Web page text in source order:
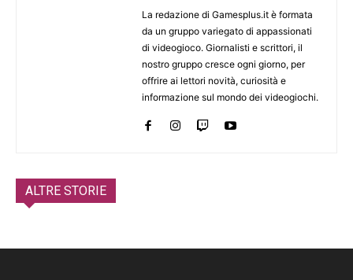
La redazione di Gamesplus.it è formata
da un gruppo variegato di appassionati
di videogioco. Giornalisti e scrittori, il
nostro gruppo cresce ogni giorno, per
offrire ai lettori novità, curiosità e
informazione sul mondo dei videogiochi.
ALTRE STORIE